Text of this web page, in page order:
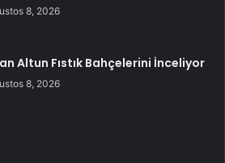
8, 2026
Altun Fıstık Bahçelerini İnceliyor
8, 2026